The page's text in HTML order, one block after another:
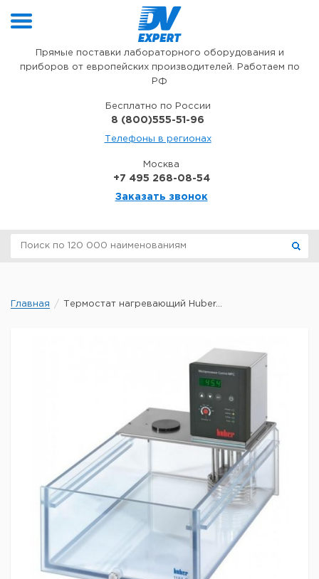
Прямые поставки лабораторного оборудования и
приборов от европейских производителей. Работаем по
РФ
Бесплатно по России
8 (800)555-51-96
Телефоны в регионах
Москва
+7 495 268-08-54
Заказать звонок
Главная Термостат нагревающий Huber...